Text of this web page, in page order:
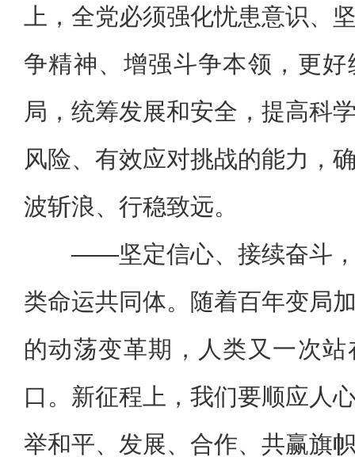
上，全党必须强化忧患意识、
争精神、增强斗争本领，更
局，统筹发展和安全，提高科
风险、有效应对挑战的能力，
波斩浪、行稳致远。
——坚定信心、接续奋斗
类命运共同体。随着百年变局
的动荡变革期，人类又一次
口。新征程上，我们要顺应人
举和平、发展、合作、共赢旗